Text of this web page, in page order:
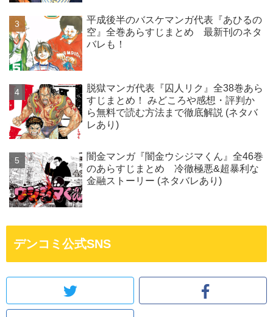
平成後半のバスケマンガ代表『あひるの
空』全巻あらすじまとめ 最新刊のネタ
バレも！
脱獄マンガ代表『囚人リク』全38巻あら
すじまとめ！ みどころや感想・評判か
ら無料で読む方法まで徹底解説 (ネタバ
レあり)
闇金マンガ『闇金ウシジマくん』全46巻
のあらすじまとめ 冷徹極悪&超暴利な
金融ストーリー (ネタバレあり)
デンコミ公式SNS